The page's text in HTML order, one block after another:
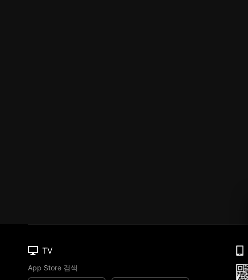
TV
App Store 검색